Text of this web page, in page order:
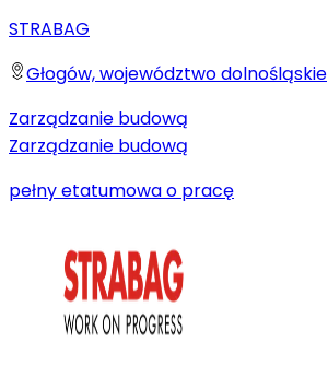
STRABAG
Głogów, województwo dolnośląskie
Zarządzanie budową
Zarządzanie budową
pełny etatumowa o pracę